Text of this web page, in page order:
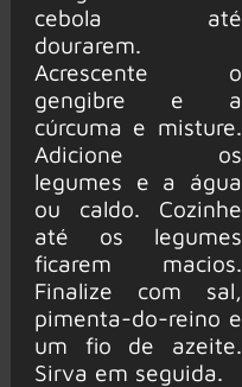
cebola até
dourarem.
Acrescente o
gengibre e a
cúrcuma e misture.
Adicione os
legumes e a água
ou caldo. Cozinhe
até os legumes
ficarem macios.
Finalize com sal,
pimenta-do-reino e
um fio de azeite.
Sirva em seguida.